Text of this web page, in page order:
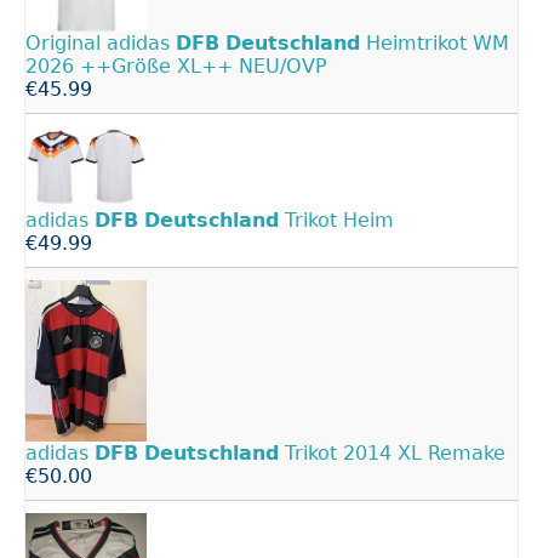
Original adidas DFB Deutschland Heimtrikot WM
2026 ++Größe XL++ NEU/OVP
€45.99
adidas DFB Deutschland Trikot Heim
€49.99
adidas DFB Deutschland Trikot 2014 XL Remake
€50.00